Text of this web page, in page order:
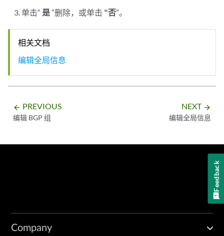
单击“ 是 ”删除，或单击 “否”。
相关文档
编辑全局信息
arrow_backward PREVIOUS
编辑 BGP 组
NEXT arrow_forward
编辑全局信息
Company
Feedback